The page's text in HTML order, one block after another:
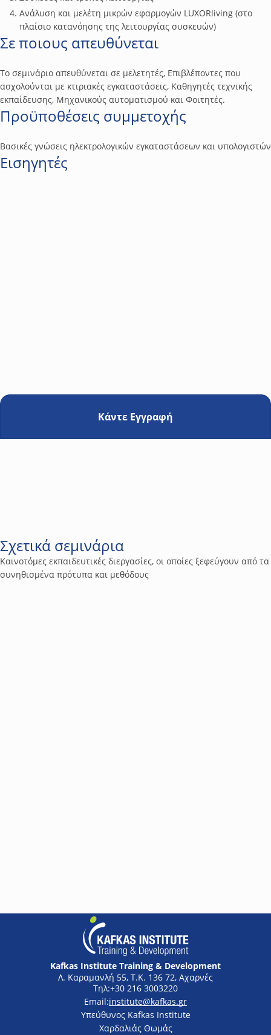
Ανάλυση και μελέτη μικρών εφαρμογών LUXORliving (στο
πλαίσιο κατανόησης της λειτουργίας συσκευών)
Σε ποιους απευθύνεται
Το σεμινάριο απευθύνεται σε μελετητές, Επιβλέποντες που
ασχολούνται με κτιριακές εγκαταστάσεις, Καθηγητές τεχνικής
εκπαίδευσης, Μηχανικούς αυτοματισμού και Φοιτητές.
Προϋποθέσεις συμμετοχής
Βασικές γνώσεις ηλεκτρολογικών εγκαταστάσεων και υπολογιστών
Εισηγητές
Κάντε Εγγραφή
Σχετικά σεμινάρια
Καινοτόμες εκπαιδευτικές διεργασίες, οι οποίες ξεφεύγουν από τα
συνηθισμένα πρότυπα και μεθόδους
Kafkas Institute Training & Development
Λ. Καραμανλή 55, Τ.Κ. 136 72, Αχαρνές
+30 216 3003220
institute@kafkas.gr
Υπεύθυνος Kafkas Institute
Χαρδαλιάς Θωμάς